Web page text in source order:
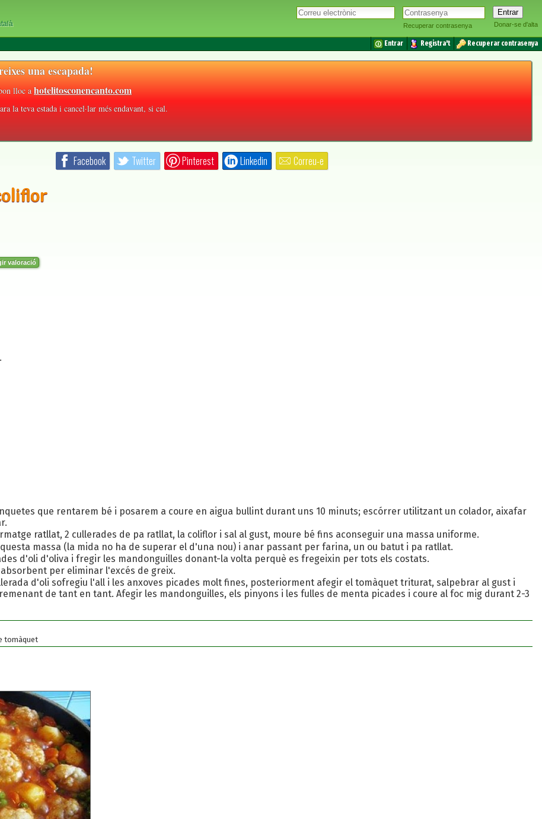
Recuperar contrasenya Donar-se d'alta
Entrar Registra't
Recuperar contrasenya
una escapada!
lloc ahotelitosconencanto.com
la teva estada i cancel·lar més endavant, si cal.
Facebook Twitter Pinterest Linkedin Correu-e
valoració
que rentarem bé i posarem a coure en aigua bullint durant uns 10 minuts; escórrer utilitzant un colador, aixafar
ratllat, 2 cullerades de pa ratllat, la coliflor i sal al gust, moure bé fins aconseguir una massa uniforme.
massa (la mida no ha de superar el d'una nou) i anar passant per farina, un ou batut i pa ratllat.
d'oli d'oliva i fregir les mandonguilles donant-la volta perquè es fregeixin per tots els costats.
per eliminar l'excés de greix.
d'oli sofregiu l'all i les anxoves picades molt fines, posteriorment afegir el tomàquet triturat, salpebrar al gust i
de tant en tant. Afegir les mandonguilles, els pinyons i les fulles de menta picades i coure al foc mig durant 2-3
tomàquet